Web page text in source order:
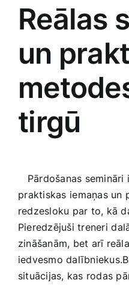
Reālas
un
tirgū
Pārdošanas
⁢praktiskas ⁢iemaņas un
redzesloku par to, kā
Pieredzējuši treneri⁣
zināšanām,​ bet arī
iedvesmo
situācijas, kas rodas